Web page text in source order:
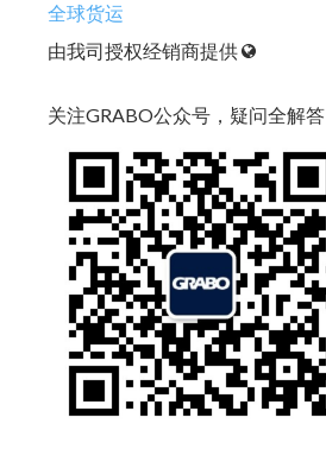
全球货运
由我司授权经销商提供
关注GRABO公众号，疑问全解答